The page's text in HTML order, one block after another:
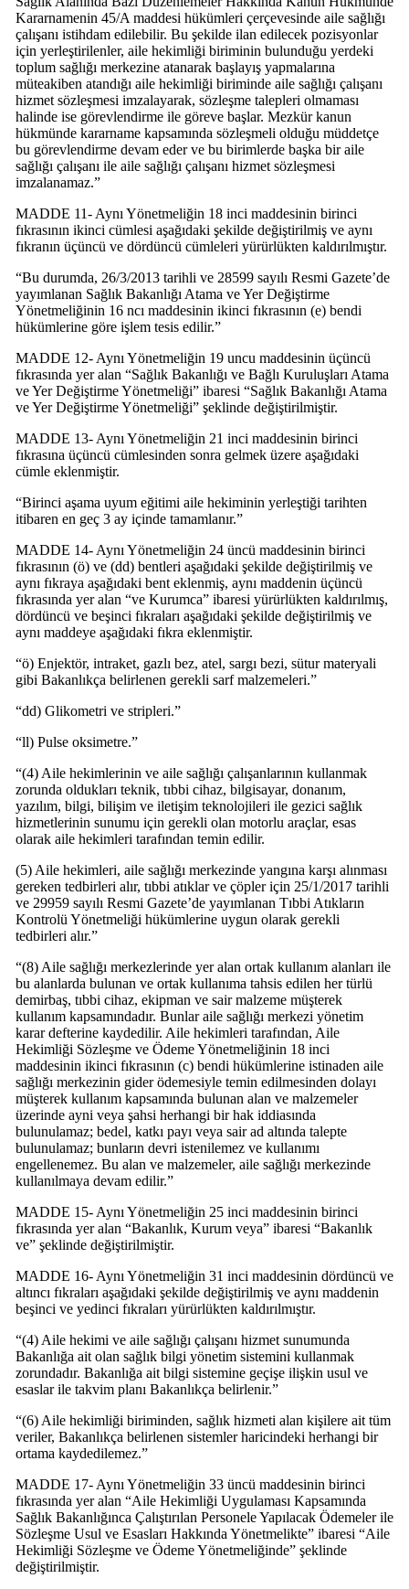
Kararnamenin 45/A maddesi hükümleri çerçevesinde aile sağlığı
çalışanı istihdam edilebilir. Bu şekilde ilan edilecek pozisyonlar
için yerleştirilenler, aile hekimliği biriminin bulunduğu yerdeki
toplum sağlığı merkezine atanarak başlayış yapmalarına
müteakiben atandığı aile hekimliği biriminde aile sağlığı çalışanı
hizmet sözleşmesi imzalayarak, sözleşme talepleri olmaması
halinde ise görevlendirme ile göreve başlar. Mezkür kanun
hükmünde kararname kapsamında sözleşmeli olduğu müddetçe
bu görevlendirme devam eder ve bu birimlerde başka bir aile
sağlığı çalışanı ile aile sağlığı çalışanı hizmet sözleşmesi
imzalanamaz.”
MADDE 11- Aynı Yönetmeliğin 18 inci maddesinin birinci
fıkrasının ikinci cümlesi aşağıdaki şekilde değiştirilmiş ve aynı
fıkranın üçüncü ve dördüncü cümleleri yürürlükten kaldırılmıştır.
“Bu durumda, 26/3/2013 tarihli ve 28599 sayılı Resmi Gazete’de
yayımlanan Sağlık Bakanlığı Atama ve Yer Değiştirme
Yönetmeliğinin 16 ncı maddesinin ikinci fıkrasının (e) bendi
hükümlerine göre işlem tesis edilir.”
MADDE 12- Aynı Yönetmeliğin 19 uncu maddesinin üçüncü
fıkrasında yer alan “Sağlık Bakanlığı ve Bağlı Kuruluşları Atama
ve Yer Değiştirme Yönetmeliği” ibaresi “Sağlık Bakanlığı Atama
ve Yer Değiştirme Yönetmeliği” şeklinde değiştirilmiştir.
MADDE 13- Aynı Yönetmeliğin 21 inci maddesinin birinci
fıkrasına üçüncü cümlesinden sonra gelmek üzere aşağıdaki
cümle eklenmiştir.
“Birinci aşama uyum eğitimi aile hekiminin yerleştiği tarihten
itibaren en geç 3 ay içinde tamamlanır.”
MADDE 14- Aynı Yönetmeliğin 24 üncü maddesinin birinci
fıkrasının (ö) ve (dd) bentleri aşağıdaki şekilde değiştirilmiş ve
aynı fıkraya aşağıdaki bent eklenmiş, aynı maddenin üçüncü
fıkrasında yer alan “ve Kurumca” ibaresi yürürlükten kaldırılmış,
dördüncü ve beşinci fıkraları aşağıdaki şekilde değiştirilmiş ve
aynı maddeye aşağıdaki fıkra eklenmiştir.
“ö) Enjektör, intraket, gazlı bez, atel, sargı bezi, sütur materyali
gibi Bakanlıkça belirlenen gerekli sarf malzemeleri.”
“dd) Glikometri ve stripleri.”
“ll) Pulse oksimetre.”
“(4) Aile hekimlerinin ve aile sağlığı çalışanlarının kullanmak
zorunda oldukları teknik, tıbbi cihaz, bilgisayar, donanım,
yazılım, bilgi, bilişim ve iletişim teknolojileri ile gezici sağlık
hizmetlerinin sunumu için gerekli olan motorlu araçlar, esas
olarak aile hekimleri tarafından temin edilir.
(5) Aile hekimleri, aile sağlığı merkezinde yangına karşı alınması
gereken tedbirleri alır, tıbbi atıklar ve çöpler için 25/1/2017 tarihli
ve 29959 sayılı Resmi Gazete’de yayımlanan Tıbbi Atıkların
Kontrolü Yönetmeliği hükümlerine uygun olarak gerekli
tedbirleri alır.”
“(8) Aile sağlığı merkezlerinde yer alan ortak kullanım alanları ile
bu alanlarda bulunan ve ortak kullanıma tahsis edilen her türlü
demirbaş, tıbbi cihaz, ekipman ve sair malzeme müşterek
kullanım kapsamındadır. Bunlar aile sağlığı merkezi yönetim
karar defterine kaydedilir. Aile hekimleri tarafından, Aile
Hekimliği Sözleşme ve Ödeme Yönetmeliğinin 18 inci
maddesinin ikinci fıkrasının (c) bendi hükümlerine istinaden aile
sağlığı merkezinin gider ödemesiyle temin edilmesinden dolayı
müşterek kullanım kapsamında bulunan alan ve malzemeler
üzerinde ayni veya şahsi herhangi bir hak iddiasında
bulunulamaz; bedel, katkı payı veya sair ad altında talepte
bulunulamaz; bunların devri istenilemez ve kullanımı
engellenemez. Bu alan ve malzemeler, aile sağlığı merkezinde
kullanılmaya devam edilir.”
MADDE 15- Aynı Yönetmeliğin 25 inci maddesinin birinci
fıkrasında yer alan “Bakanlık, Kurum veya” ibaresi “Bakanlık
ve” şeklinde değiştirilmiştir.
MADDE 16- Aynı Yönetmeliğin 31 inci maddesinin dördüncü ve
altıncı fıkraları aşağıdaki şekilde değiştirilmiş ve aynı maddenin
beşinci ve yedinci fıkraları yürürlükten kaldırılmıştır.
“(4) Aile hekimi ve aile sağlığı çalışanı hizmet sunumunda
Bakanlığa ait olan sağlık bilgi yönetim sistemini kullanmak
zorundadır. Bakanlığa ait bilgi sistemine geçişe ilişkin usul ve
esaslar ile takvim planı Bakanlıkça belirlenir.”
“(6) Aile hekimliği biriminden, sağlık hizmeti alan kişilere ait tüm
veriler, Bakanlıkça belirlenen sistemler haricindeki herhangi bir
ortama kaydedilemez.”
MADDE 17- Aynı Yönetmeliğin 33 üncü maddesinin birinci
fıkrasında yer alan “Aile Hekimliği Uygulaması Kapsamında
Sağlık Bakanlığınca Çalıştırılan Personele Yapılacak Ödemeler ile
Sözleşme Usul ve Esasları Hakkında Yönetmelikte” ibaresi “Aile
Hekimliği Sözleşme ve Ödeme Yönetmeliğinde” şeklinde
değiştirilmiştir.